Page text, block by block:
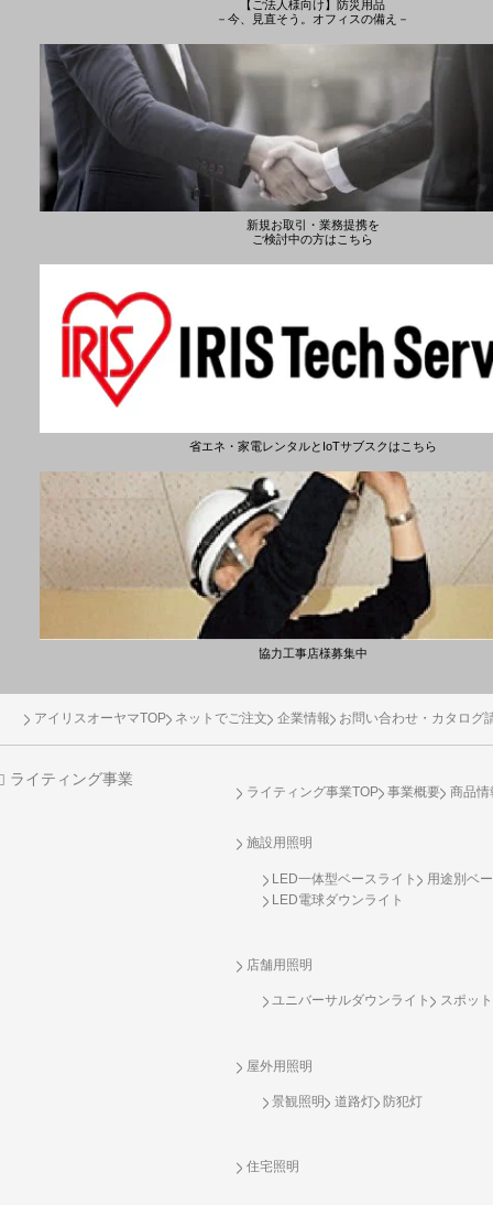
【ご法人様向け】防災用品
－今、見直そう。オフィスの備え－
新規お取引・業務提携を
ご検討中の方はこちら
省エネ・家電レンタルとIoTサブスクはこちら
協力工事店様募集中
アイリスオーヤマTOP ネットでご注文 企業情報 お問い合わせ・カタログ
ライティング事業
ライティング事業TOP 事業概要 商品情
施設用照明
LED一体型ベースライト
用途別ベ
LED電球ダウンライト
店舗用照明
ユニバーサルダウンライト スポッ
屋外用照明
景観照明 道路灯 防犯灯
住宅照明